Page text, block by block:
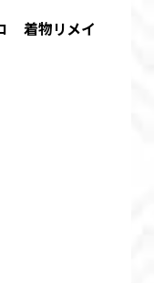
着物リメイ